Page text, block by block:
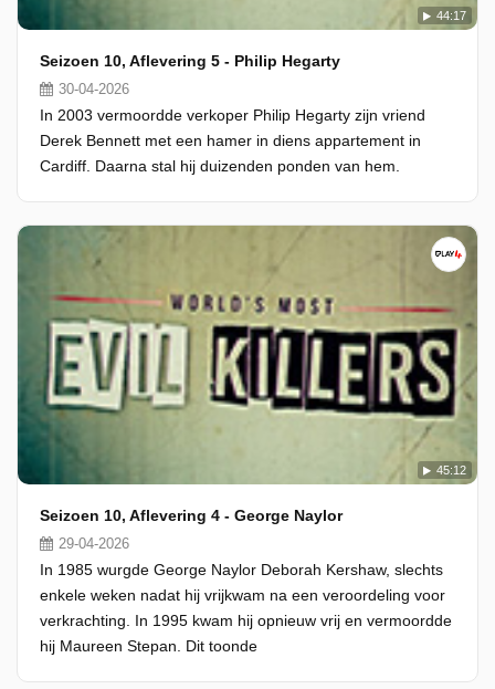
44:17
Seizoen 10, Aflevering 5 - Philip Hegarty
30-04-2026
In 2003 vermoordde verkoper Philip Hegarty zijn vriend
Derek Bennett met een hamer in diens appartement in
Cardiff. Daarna stal hij duizenden ponden van hem.
45:12
Seizoen 10, Aflevering 4 - George Naylor
29-04-2026
In 1985 wurgde George Naylor Deborah Kershaw, slechts
enkele weken nadat hij vrijkwam na een veroordeling voor
verkrachting. In 1995 kwam hij opnieuw vrij en vermoordde
hij Maureen Stepan. Dit toonde